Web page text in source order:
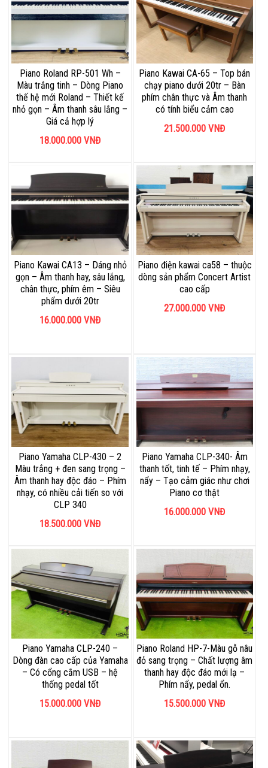
Piano Roland RP-501 Wh –
Màu trắng tinh – Dòng Piano
thế hệ mới Roland – Thiết kế
nhỏ gọn – Âm thanh sâu lắng –
Giá cả hợp lý
18.000.000 VNĐ
Piano Kawai CA-65 – Top bán
chạy piano dưới 20tr – Bàn
phím chân thực và Âm thanh
có tính biểu cảm cao
21.500.000 VNĐ
Piano Kawai CA13 – Dáng nhỏ
gọn – Âm thanh hay, sâu lắng,
chân thực, phím êm – Siêu
phẩm dưới 20tr
16.000.000 VNĐ
Piano điện kawai ca58 – thuộc
dòng sản phẩm Concert Artist
cao cấp
27.000.000 VNĐ
Piano Yamaha CLP-430 – 2
Màu trắng + đen sang trọng –
Âm thanh hay độc đáo – Phím
nhạy, có nhiều cải tiến so với
CLP 340
18.500.000 VNĐ
Piano Yamaha CLP-340- Âm
thanh tốt, tinh tế – Phím nhạy,
nẩy – Tạo cảm giác như chơi
Piano cơ thật
16.000.000 VNĐ
Piano Yamaha CLP-240 –
Dòng đàn cao cấp của Yamaha
– Có cổng cắm USB – hệ
thống pedal tốt
15.000.000 VNĐ
Piano Roland HP-7-Màu gỗ nâu
đỏ sang trọng – Chất lượng âm
thanh hay độc đáo mới lạ –
Phím nẩy, pedal ổn.
15.500.000 VNĐ